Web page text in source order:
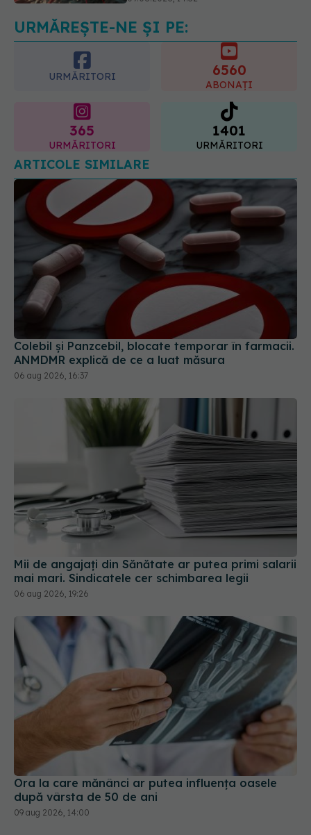
URMĂREȘTE-NE ȘI PE:
URMĂRITORI 6560
ABONAȚI
365
URMĂRITORI
1401
URMĂRITORI
ARTICOLE SIMILARE
Colebil și Panzcebil, blocate temporar în farmacii.
ANMDMR explică de ce a luat măsura
06 aug 2026, 16:37
Mii de angajați din Sănătate ar putea primi salarii
mai mari. Sindicatele cer schimbarea legii
06 aug 2026, 19:26
Ora la care mănânci ar putea influența oasele
după vârsta de 50 de ani
09 aug 2026, 14:00